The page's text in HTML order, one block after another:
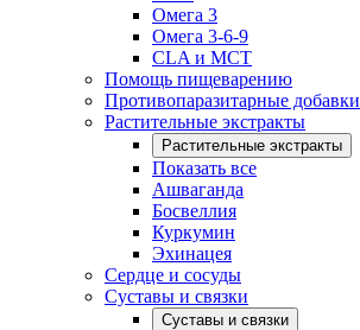
Омега 3
Омега 3-6-9
CLA и MCT
Помощь пищеварению
Противопаразитарные добавки
Растительные экстракты
Растительные экстракты
Показать все
Ашваганда
Босвеллия
Куркумин
Эхинацея
Сердце и сосуды
Суставы и связки
Суставы и связки